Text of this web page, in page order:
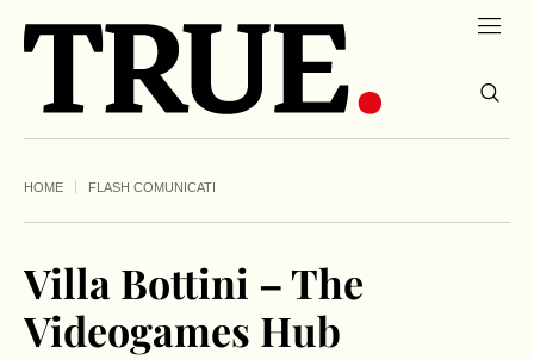
HOME FLASH COMUNICATI
Villa Bottini – The
Videogames Hub